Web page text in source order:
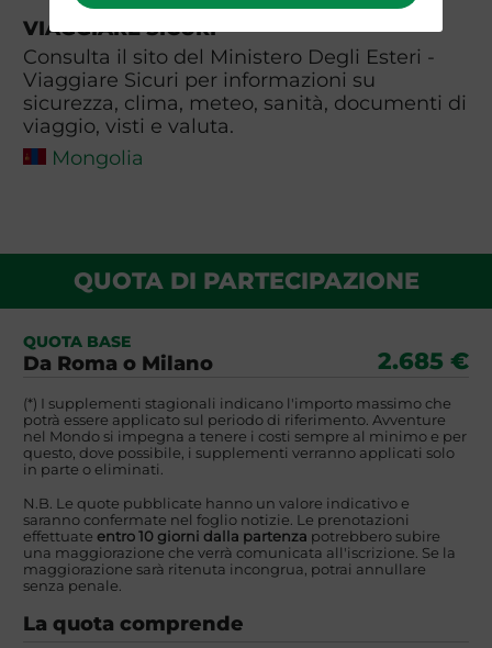
VIAGGIARE SICURI
Consulta il sito del Ministero Degli Esteri -
Viaggiare Sicuri per informazioni su
sicurezza, clima, meteo, sanità, documenti di
viaggio, visti e valuta.
Mongolia
QUOTA DI PARTECIPAZIONE
QUOTA BASE
Da Roma o Milano 2.685 €
(*) I supplementi stagionali indicano l'importo massimo che
potrà essere applicato sul periodo di riferimento. Avventure
nel Mondo si impegna a tenere i costi sempre al minimo e per
questo, dove possibile, i supplementi verranno applicati solo
in parte o eliminati.
N.B. Le quote pubblicate hanno un valore indicativo e
saranno confermate nel foglio notizie. Le prenotazioni
effettuate entro 10 giorni dalla partenza potrebbero subire
una maggiorazione che verrà comunicata all'iscrizione. Se la
maggiorazione sarà ritenuta incongrua, potrai annullare
senza penale.
La quota comprende